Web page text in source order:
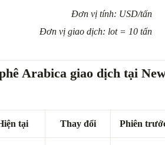
Đơn vị tính: USD/tấn
Đơn vị giao dịch: lot = 10 tấn
Arabica giao dịch tại
tại Thay đổi Phiên